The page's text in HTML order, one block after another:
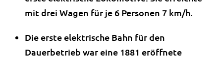
mit drei Wagen für je 6 Personen 7 km/h.
Die erste elektrische Bahn für den
Dauerbetrieb war eine 1881 eröffnete